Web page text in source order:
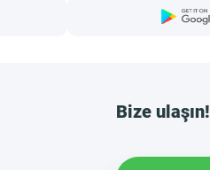
Bize ulaşın!